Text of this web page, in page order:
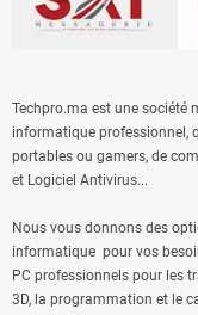
Techpro.ma est une société
informatique professionnel,
portables ou gamers, de
et Logiciel Antivirus...
Nous vous donnons des
informatique pour vos
PC professionnels pour les
3D, la programmation et le